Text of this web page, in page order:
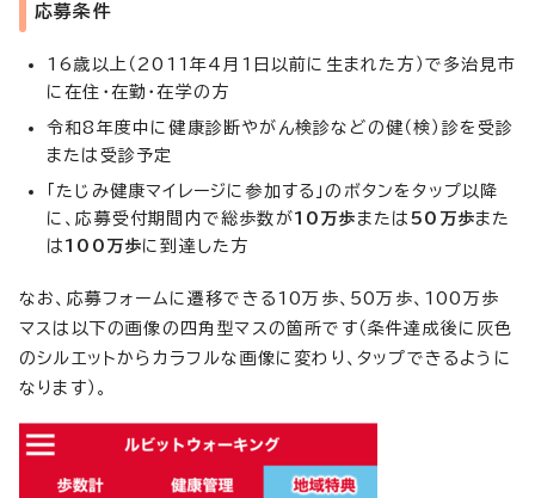
応募条件
16歳以上（2011年4月1日以前に生まれた方）で多治見市
に在住・在勤・在学の方
令和8年度中に健康診断やがん検診などの健（検）診を受診
または受診予定
「たじみ健康マイレージに参加する」のボタンをタップ以降
に、応募受付期間内で総歩数が10万歩 または 50万歩また
は 100万歩に到達した方
なお、応募フォームに遷移できる10万歩、50万歩、100万歩
マスは以下の画像の四角型マスの箇所です（条件達成後に灰色
のシルエットからカラフルな画像に変わり、タップできるように
なります）。